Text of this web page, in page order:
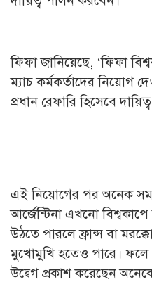
ফিফা জানিয়েছে, ‘ফিফা
ম্যাচ কর্মকর্তাদের নিয়োগ
প্রধান রেফারি হিসেবে
এই নিয়োগের পর অনেক
আর্জেন্টিনা এখনো
উঠতে পারলে ফ্রান্স বা
মুখোমুখি হতেও পারে। ফলে
উদ্বেগ প্রকাশ করেছেন